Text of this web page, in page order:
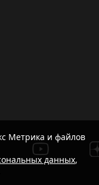
Метрика и файлов
данных,